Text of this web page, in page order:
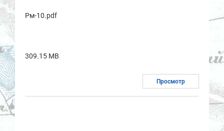
Рм-10.pdf
309.15 MB
Просмотр